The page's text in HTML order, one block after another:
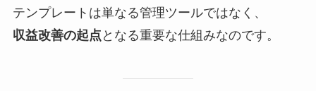
テンプレートは単なる管理ツールではなく、
収益改善の起点 となる重要な仕組みなのです。